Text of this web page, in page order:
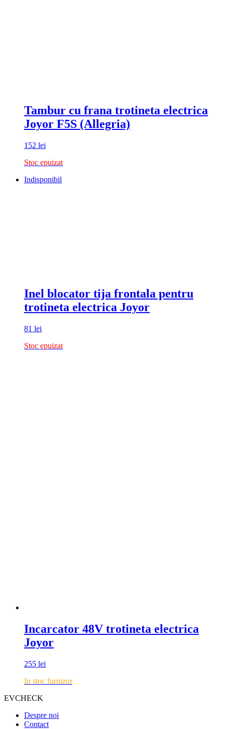
Tambur cu frana trotineta electrica
Joyor F5S (Allegria)
152 lei
Stoc epuizat
Indisponibil
Inel blocator tija frontala pentru
trotineta electrica Joyor
81 lei
Stoc epuizat
Incarcator 48V trotineta electrica
Joyor
255 lei
In stoc furnizor
EVCHECK
Despre noi
Contact